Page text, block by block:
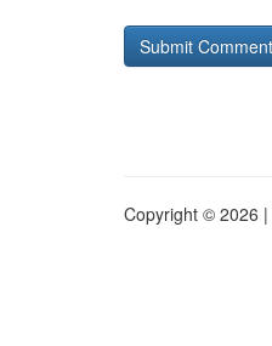
Copyright © 2026 |